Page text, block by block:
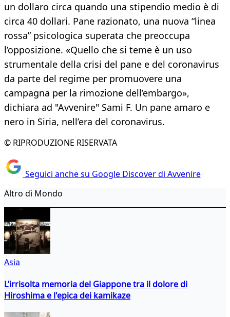
un dollaro circa quando una stipendio medio è di
circa 40 dollari. Pane razionato, una nuova “linea
rossa” psicologica superata che preoccupa
l’opposizione. «Quello che si teme è un uso
strumentale della crisi del pane e del coronavirus
da parte del regime per promuovere una
campagna per la rimozione dell’embargo»,
dichiara ad "Avvenire" Sami F. Un pane amaro e
nero in Siria, nell’era del coronavirus.
© RIPRODUZIONE RISERVATA
Seguici anche su Google Discover di Avvenire
Altro di Mondo
Asia
L’irrisolta memoria del Giappone tra il dolore di
Hiroshima e l'epica dei kamikaze